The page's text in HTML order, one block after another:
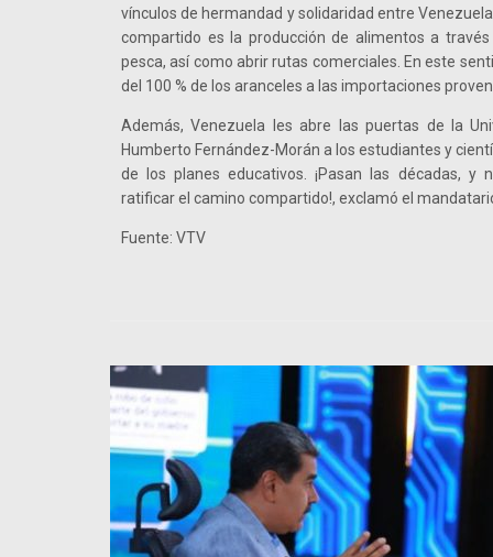
vínculos de hermandad y solidaridad entre
compartido es la producción de alimentos a través
pesca, así como abrir rutas comerciales. En este
del 100 % de los aranceles a las importaciones
Además, Venezuela les abre las puertas de la
Humberto Fernández-Morán a los estudiantes y
de los planes educativos. ¡Pasan las décadas, y
ratificar el camino compartido!, exclamó el
Fuente: VTV